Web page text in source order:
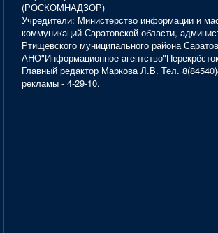
(РОСКОМНАДЗОР)
Учредители: Министерство информации и
коммуникаций Саратовской области,
Ртищевского муниципального района
АНО"Информационное
Главный редактор Маркова Л.В. Тел.
рекламы - 4-29-10.